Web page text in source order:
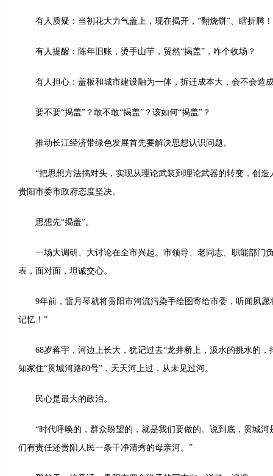
有人质疑：当初花大力气盖上，现在揭开，“翻烧饼”、瞎折腾！
有人提醒：陈年旧账，烫手山芋，贸然“揭盖”，咋个收场？
有人担心：盖板和城市建设融为一体，拆迁成本大，会不会造
要不要“揭盖”？敢不敢“揭盖”？该如何“揭盖”？
推动长江经济带绿色发展首先要解决思想认识问题。
“把思想方法搞对头，实现从理论武装到理论武器的转变，创造
贵阳市委市政府态度坚决。
思想先“揭盖”。
一场大调研、大讨论在全市兴起。市领导、老同志、职能部门
表，面对面，坦诚交心。
9年前，雷月琴就将贵阳市河流污染手绘图寄给市委，听闻夙愿
记忆！”
68岁蒋宇，河边上长大，犹记过去“龙井桥上，汲水的挑水的，
知家住“贯城河路80号”，天天河上过，从未见过河。
民心是最大的政治。
“时代呼唤的，群众盼望的，就是我们要做的。说到底，贯城河
们有责任还贵阳人民一条干净清秀的母亲河。”